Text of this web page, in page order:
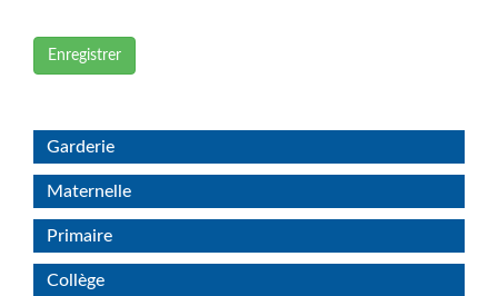
Enregistrer
Garderie
Maternelle
Primaire
Collège